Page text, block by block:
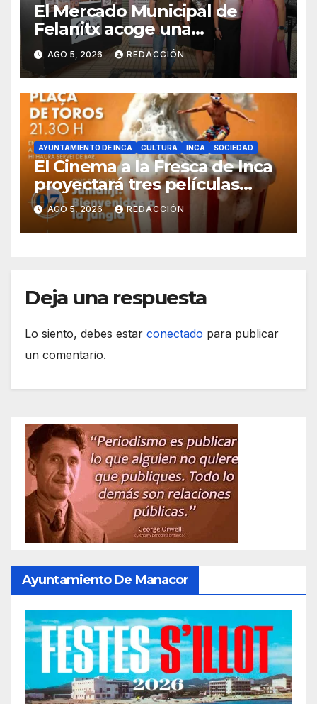
El Mercado Municipal de
Felanitx acoge una
exposición con propuestas de
diseño de la EASDIB
AGO 5, 2026 REDACCIÓN
AYUNTAMIENTO DE INCA CULTURA INCA SOCIEDAD
El Cinema a la Fresca de Inca
proyectará tres películas
solidarias en la plaza de toros
AGO 5, 2026 REDACCIÓN
Deja una respuesta
Lo siento, debes estar conectado para publicar
un comentario.
Ayuntamiento De Manacor